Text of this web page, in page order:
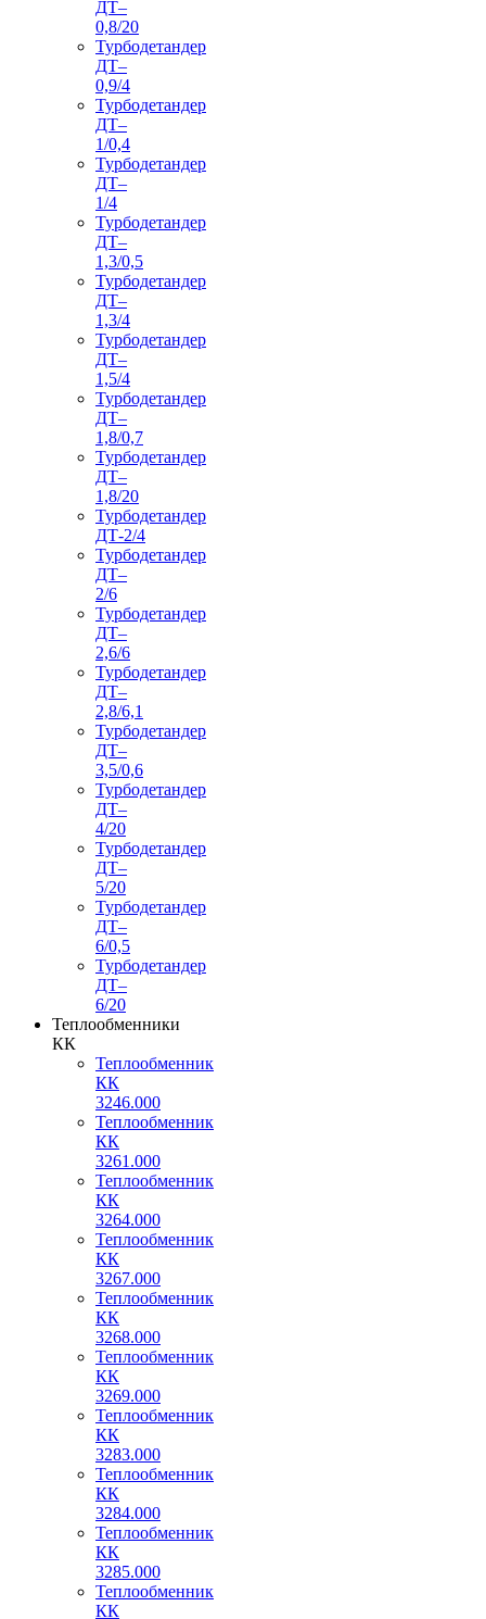
ДТ–
0,8/20
Турбодетандер
ДТ–
0,9/4
Турбодетандер
ДТ–
1/0,4
Турбодетандер
ДТ–
1/4
Турбодетандер
ДТ–
1,3/0,5
Турбодетандер
ДТ–
1,3/4
Турбодетандер
ДТ–
1,5/4
Турбодетандер
ДТ–
1,8/0,7
Турбодетандер
ДТ–
1,8/20
Турбодетандер
ДТ-2/4
Турбодетандер
ДТ–
2/6
Турбодетандер
ДТ–
2,6/6
Турбодетандер
ДТ–
2,8/6,1
Турбодетандер
ДТ–
3,5/0,6
Турбодетандер
ДТ–
4/20
Турбодетандер
ДТ–
5/20
Турбодетандер
ДТ–
6/0,5
Турбодетандер
ДТ–
6/20
Теплообменники
КК
Теплообменник
КК
3246.000
Теплообменник
КК
3261.000
Теплообменник
КК
3264.000
Теплообменник
КК
3267.000
Теплообменник
КК
3268.000
Теплообменник
КК
3269.000
Теплообменник
КК
3283.000
Теплообменник
КК
3284.000
Теплообменник
КК
3285.000
Теплообменник
КК